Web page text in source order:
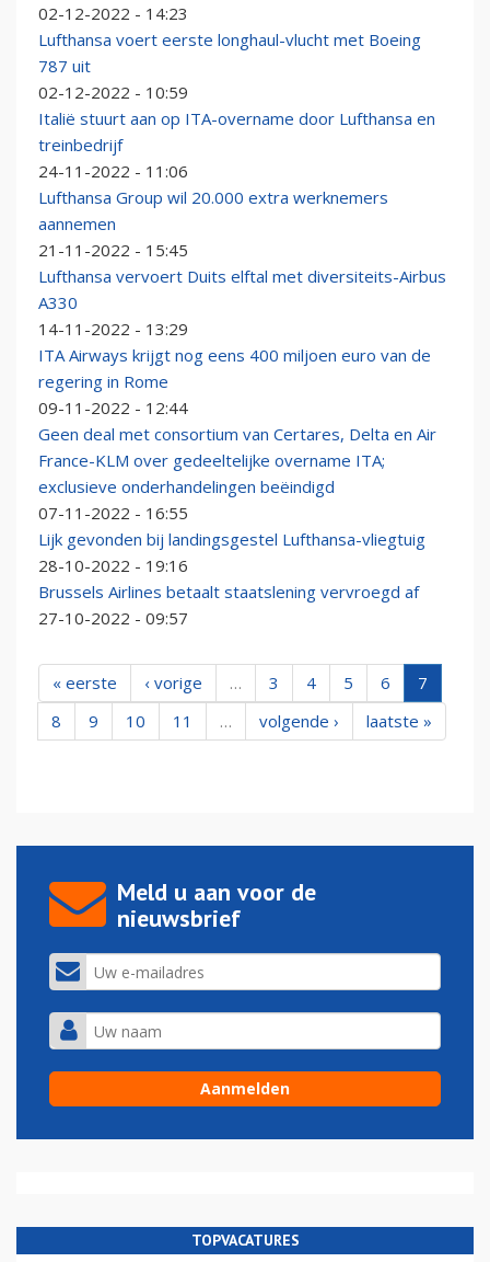
02-12-2022 - 14:23
Lufthansa voert eerste longhaul-vlucht met Boeing
787 uit
02-12-2022 - 10:59
Italië stuurt aan op ITA-overname door Lufthansa en
treinbedrijf
24-11-2022 - 11:06
Lufthansa Group wil 20.000 extra werknemers
aannemen
21-11-2022 - 15:45
Lufthansa vervoert Duits elftal met diversiteits-Airbus
A330
14-11-2022 - 13:29
ITA Airways krijgt nog eens 400 miljoen euro van de
regering in Rome
09-11-2022 - 12:44
Geen deal met consortium van Certares, Delta en Air
France-KLM over gedeeltelijke overname ITA;
exclusieve onderhandelingen beëindigd
07-11-2022 - 16:55
Lijk gevonden bij landingsgestel Lufthansa-vliegtuig
28-10-2022 - 19:16
Brussels Airlines betaalt staatslening vervroegd af
27-10-2022 - 09:57
« eerste ‹ vorige … 3 4 5 6
7
8
9 10 11 … volgende › laatste »
Meld u aan voor de
nieuwsbrief
TOPVACATURES